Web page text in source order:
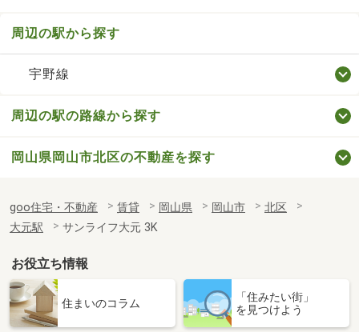
周辺の駅から探す
宇野線
周辺の駅の路線から探す
岡山県岡山市北区の不動産を探す
goo住宅・不動産 賃貸 岡山県 岡山市
北区
大元駅
サンライフ大元 3K
お役立ち情報
住まいのコラム
「住みたい街」
を見つけよう